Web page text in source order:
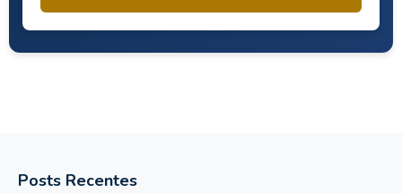
Posts Recentes